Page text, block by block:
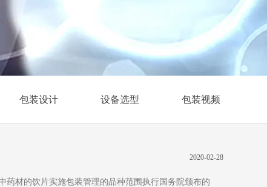
包装设计 设备选型 包装视频
2020-02-28
材的饮片实施包装管理的品种范围执行国务院颁布的